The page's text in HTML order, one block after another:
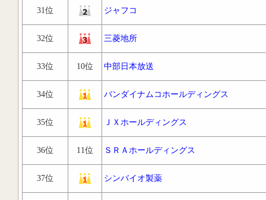
31位 ジャフコ
32位 三菱地所
33位 10位 中部日本放送
34位 バンダイナムコホールディングス
35位 ＪＸホールディングス
36位 11位 ＳＲＡホールディングス
37位 シンバイオ製薬